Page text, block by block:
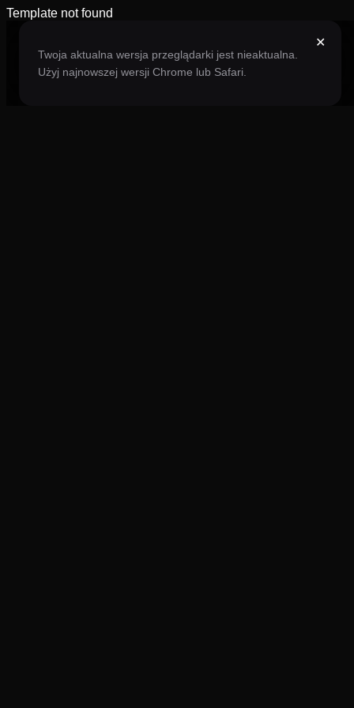
Template not found
✕
Twoja aktualna wersja przeglądarki jest nieaktualna.
Użyj najnowszej wersji Chrome lub Safari.